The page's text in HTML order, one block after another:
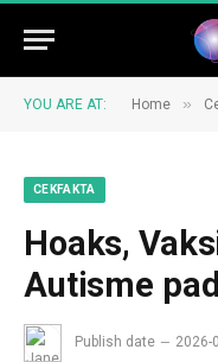
YOU ARE AT: Home »
CEKFAKTA
Hoaks,
Autisme
Publish date 2026-